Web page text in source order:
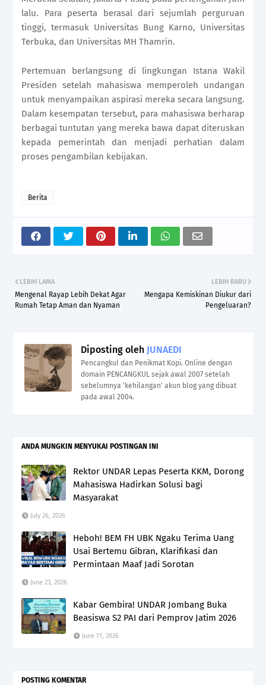
lalu. Para peserta berasal dari sejumlah perguruan
tinggi, termasuk Universitas Bung Karno, Universitas
Terbuka, dan Universitas MH Thamrin.
Pertemuan berlangsung di lingkungan Istana Wakil
Presiden setelah mahasiswa memperoleh undangan
untuk menyampaikan aspirasi mereka secara langsung.
Dalam kesempatan tersebut, para mahasiswa berharap
berbagai tuntutan yang mereka bawa dapat diteruskan
kepada pemerintah dan menjadi perhatian dalam
proses pengambilan kebijakan.
Berita
LEBIH BARU
Mengapa Kemiskinan Diukur dari
Pengeluaran?
LEBIH LAMA
Mengenal Rayap Lebih Dekat Agar
Rumah Tetap Aman dan Nyaman
Diposting oleh JUNAEDI
Pencangkul dan Penikmat Kopi. Online dengan
domain PENCANGKUL sejak awal 2007 setelah
sebelumnya 'kehilangan' akun blog yang dibuat
pada awal 2004.
ANDA MUNGKIN MENYUKAI POSTINGAN INI
Rektor UNDAR Lepas Peserta KKM, Dorong
Mahasiswa Hadirkan Solusi bagi
Masyarakat
July 26, 2026
Heboh! BEM FH UBK Ngaku Terima Uang
Usai Bertemu Gibran, Klarifikasi dan
Permintaan Maaf Jadi Sorotan
June 23, 2026
Kabar Gembira! UNDAR Jombang Buka
Beasiswa S2 PAI dari Pemprov Jatim 2026
June 11, 2026
POSTING KOMENTAR